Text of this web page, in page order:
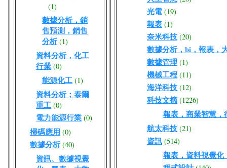
(1)
數據分析，銷
售預測，銷售
分析 (1)
資料分析，化工
行業 (0)
能源化工 (1)
資料分析；泰爾
重工 (0)
電力能源行業 (0)
掃碼應用 (0)
數據分析 (40)
資訊、數據視覺
光電 (19)
報表 (1)
奈米科技 (20)
數據分析，bi，報表，
數據管理 (1)
機械工程 (11)
海洋科技 (12)
科技文摘 (1226)
報表，商業智慧，
航太科技 (21)
資訊 (514)
報表，資料視覺